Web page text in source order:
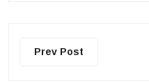
Prev Post